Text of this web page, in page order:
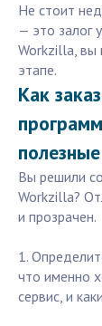
Не стоит
— это залог
Workzilla, вы
этапе.
Как
Вы решили
Workzilla?
и прозрачен.
1.
что именно
сервис, и